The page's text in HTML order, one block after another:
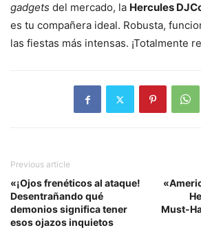
gadgets del mercado, la Hercules
es tu compañera ideal. Robusta,
las fiestas más intensas. ¡Totalmente
Previous article
«¡Ojos frenéticos al ataque!
Desentrañando qué
demonios significa tener
esos ojazos inquietos
Must-